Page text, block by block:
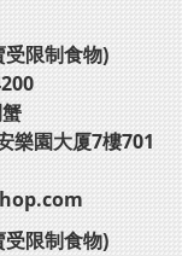
限制食物)
樂園大厦7樓701
限制食物)